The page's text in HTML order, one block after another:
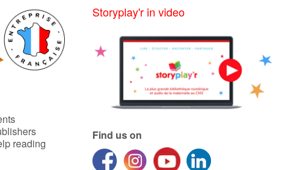
» pour
il de la santé
?
ce sont
plus de 30
d’autres
le choix de
!
reading
Storyplay'r in video
Find us on